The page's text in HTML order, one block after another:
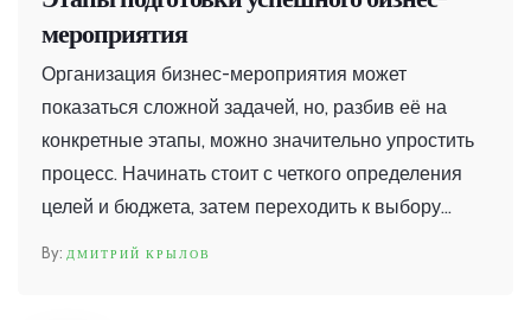
мероприятия
Организация бизнес-мероприятия может
показаться сложной задачей, но, разбив её на
конкретные этапы, можно значительно упростить
процесс. Начинать стоит с четкого определения
целей и бюджета, затем переходить к выбору
ДМИТРИЙ КРЫЛОВ